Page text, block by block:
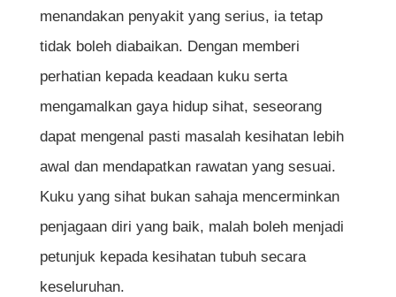
menandakan penyakit yang serius, ia tetap
tidak boleh diabaikan. Dengan memberi
perhatian kepada keadaan kuku serta
mengamalkan gaya hidup sihat, seseorang
dapat mengenal pasti masalah kesihatan lebih
awal dan mendapatkan rawatan yang sesuai.
Kuku yang sihat bukan sahaja mencerminkan
penjagaan diri yang baik, malah boleh menjadi
petunjuk kepada kesihatan tubuh secara
keseluruhan.